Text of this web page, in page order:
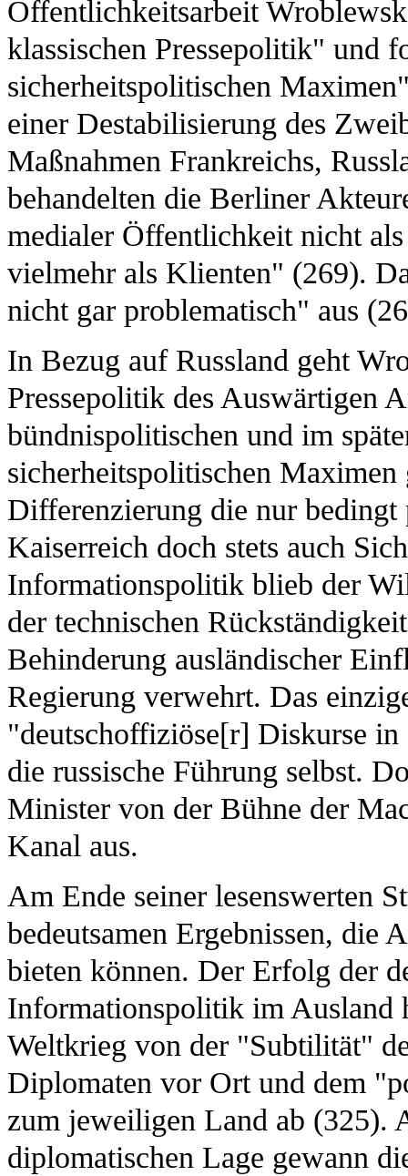
Öffentlichkeitsarbeit
klassischen Pressepolitik" und
sicherheitspolitischen
einer Destabilisierung des
Maßnahmen Frankreichs,
behandelten die Berliner
medialer Öffentlichkeit nicht
vielmehr als Klienten" (269).
nicht gar problematisch" aus
In Bezug auf Russland geht
Pressepolitik des Auswärtigen
bündnispolitischen und im
sicherheitspolitischen
Differenzierung die nur
Kaiserreich doch stets auch
Informationspolitik blieb der
der technischen
Behinderung ausländischer
Regierung verwehrt. Das
"deutschoffiziöse[r] Diskurse
die russische Führung selbst.
Minister von der Bühne der
Kanal aus.
Am Ende seiner lesenswerten
bedeutsamen Ergebnissen, die
bieten können. Der Erfolg der
Informationspolitik im Ausland
Weltkrieg von der "Subtilität"
Diplomaten vor Ort und dem
zum jeweiligen Land ab (325).
diplomatischen Lage gewann